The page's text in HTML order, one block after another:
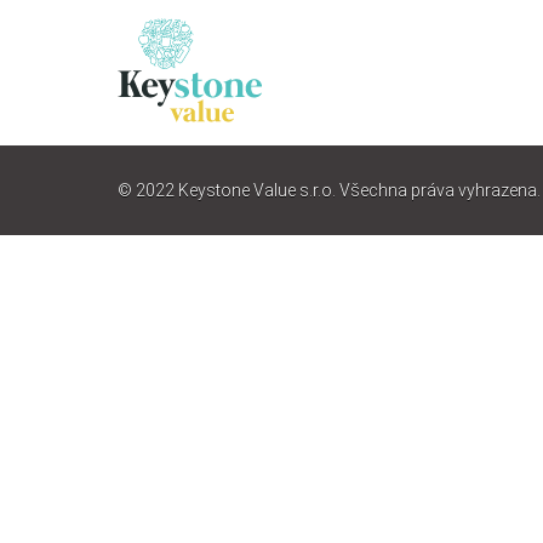
© 2022 Keystone Value s.r.o. Všechna práva vyhrazena.